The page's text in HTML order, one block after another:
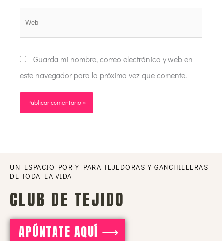
Guarda mi nombre, correo electrónico y web en
este navegador para la próxima vez que comente.
UN ESPACIO POR Y PARA TEJEDORAS Y GANCHILLERAS
DE TODA LA VIDA
CLUB DE TEJIDO
APÚNTATE AQUÍ ⟶